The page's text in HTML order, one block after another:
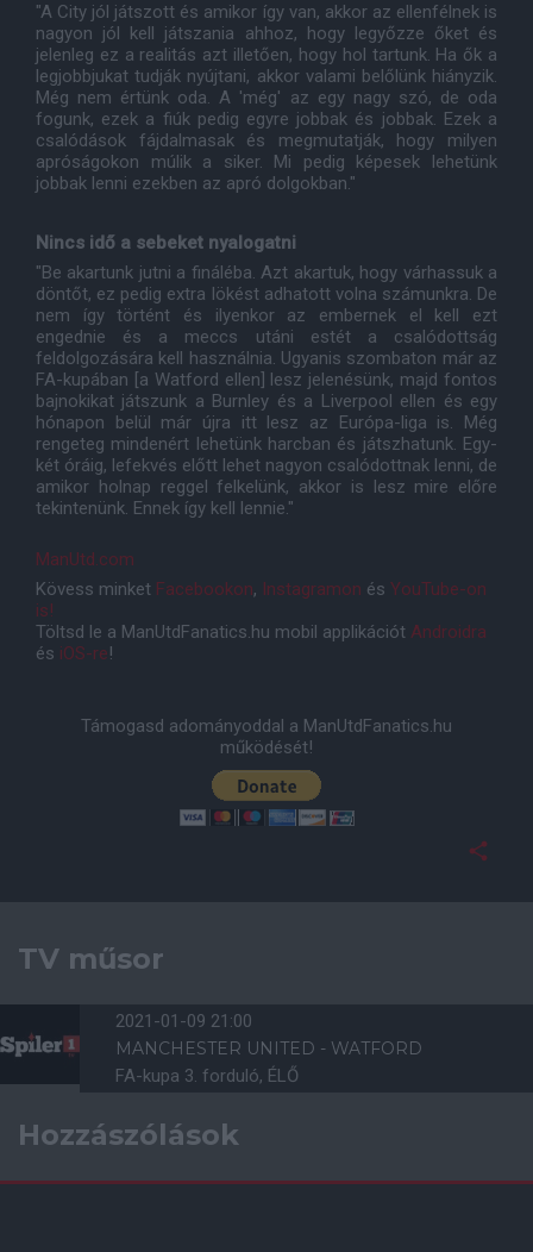
"A City jól játszott és amikor így van, akkor az ellenfélnek is
nagyon jól kell játszania ahhoz, hogy legyőzze őket és
jelenleg ez a realitás azt illetően, hogy hol tartunk. Ha ők a
legjobbjukat tudják nyújtani, akkor valami belőlünk hiányzik.
Még nem értünk oda. A 'még' az egy nagy szó, de oda
fogunk, ezek a fiúk pedig egyre jobbak és jobbak. Ezek a
csalódások fájdalmasak és megmutatják, hogy milyen
apróságokon múlik a siker. Mi pedig képesek lehetünk
jobbak lenni ezekben az apró dolgokban."
Nincs idő a sebeket nyalogatni
"Be akartunk jutni a fináléba. Azt akartuk, hogy várhassuk a
döntőt, ez pedig extra lökést adhatott volna számunkra. De
nem így történt és ilyenkor az embernek el kell ezt
engednie és a meccs utáni estét a csalódottság
feldolgozására kell használnia. Ugyanis szombaton már az
FA-kupában [a Watford ellen] lesz jelenésünk, majd fontos
bajnokikat játszunk a Burnley és a Liverpool ellen és egy
hónapon belül már újra itt lesz az Európa-liga is. Még
rengeteg mindenért lehetünk harcban és játszhatunk. Egy-
két óráig, lefekvés előtt lehet nagyon csalódottnak lenni, de
amikor holnap reggel felkelünk, akkor is lesz mire előre
tekintenünk. Ennek így kell lennie."
ManUtd.com
Kövess minket Facebookon, Instagramon és YouTube-on
is!
Töltsd le a ManUtdFanatics.hu mobil applikációt Androidra
és iOS-re!
Támogasd adományoddal a ManUtdFanatics.hu
működését!
TV műsor
2021-01-09 21:00
MANCHESTER UNITED - WATFORD
FA-kupa 3. forduló, ÉLŐ
Hozzászólások